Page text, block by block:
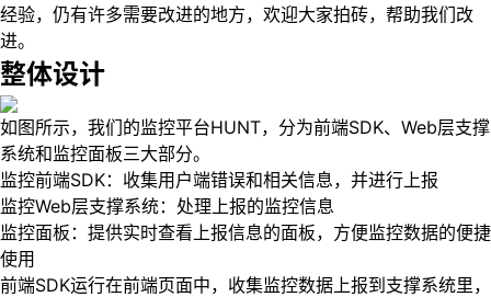
经验，仍有许多需要改进的地方，欢迎大家拍砖，帮助我们改
进。
整体设计
如图所示，我们的监控平台HUNT，分为前端SDK、Web层支撑
系统和监控面板三大部分。
监控前端SDK：收集用户端错误和相关信息，并进行上报
监控Web层支撑系统：处理上报的监控信息
监控面板：提供实时查看上报信息的面板，方便监控数据的便捷
使用
前端SDK运行在前端页面中，收集监控数据上报到支撑系统里，